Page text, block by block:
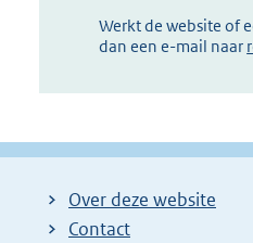
Werkt de website of
dan een e-mail naar
Over deze website
Contact